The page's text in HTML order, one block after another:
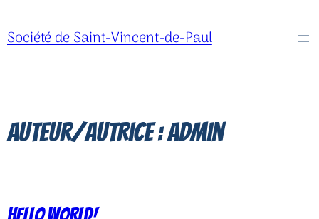
au
contenu
Société de Saint-Vincent-de-Paul
Auteur/autrice :admin
Hello world!